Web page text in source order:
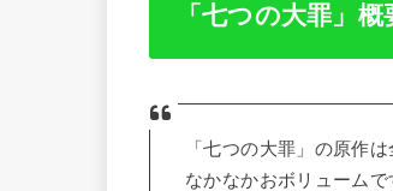
「七つの大罪」概
「七つの大罪」の原作は
なかなかおボリュームで